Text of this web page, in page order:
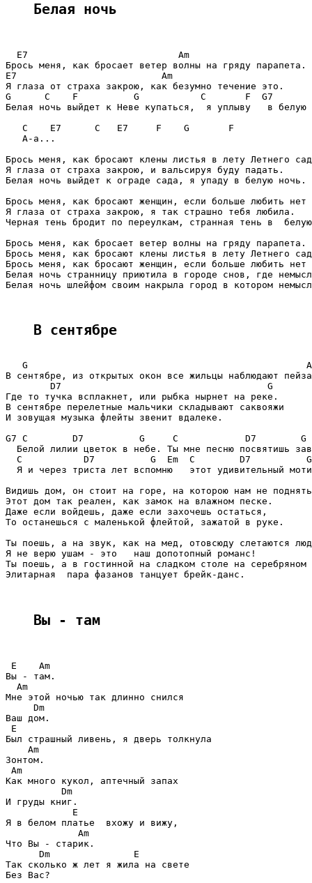
Белая ночь
  E7                           Am
Брось меня, как бросает ветер волны на гряду парапета.
E7                          Am
Я глаза от страха закрою, как безумно течение это.
G      C    F          G           C       F  G7
Белая ночь выйдет к Неве купаться,  я уплыву   в белую
   C    E7      C   E7     F    G       F
   А-а...
Брось меня, как бросают клены листья в лету Летнего
Я глаза от страха закрою, и вальсируя буду падать.
Белая ночь выйдет к ограде сада, я упаду в белую ночь.
Брось меня, как бросают женщин, если больше любить нет
Я глаза от страха закрою, я так страшно тебя любила.
Черная тень бродит по переулкам, странная тень в
Брось меня, как бросает ветер волны на гряду парапета.
Брось меня, как бросают клены листья в лету Летнего
Брось меня, как бросают женщин, если больше любить нет
Белая ночь странницу приютила в городе снов, где
Белая ночь шлейфом своим накрыла город в котором
В сентябре
G
В сентябре, из открытых окон все жильцы наблюдают
        D7                                     G
Где то тучка всплакнет, или рыбка нырнет на реке.
В сентябре перелетные мальчики складывают саквояжи
И зовущая музыка флейты звенит вдалеке.
G7 C        D7          G     C            D7        G
Белой лилии цветок в небе. Ты мне песню посвятишь
  C           D7          G  Em  C        D7          G
Я и через триста лет вспомню   этот удивительный
Видишь дом, он стоит на горе, на которою нам не
Этот дом так реален, как замок на влажном песке.
Даже если войдешь, даже если захочешь остаться,
То останешься с маленькой флейтой, зажатой в руке.
Ты поешь, а на звук, как на мед, отовсюду слетаются
Я не верю ушам - это   наш допотопный романс!
Ты поешь, а в гостинной на сладком столе на серебряном
Элитарная  пара фазанов танцует брейк-данс.
Вы - там
E    Am
Вы - там.
  Am
Мне этой ночью так длинно снился
     Dm
Ваш дом.
E
Был страшный ливень, я дверь толкнула
    Am
Зонтом.
Am
Как много кукол, аптечный запах
          Dm
И груды книг.
            E
Я в белом платье  вхожу и вижу,
             Am
Что Вы - старик.
      Dm               E
Так сколько ж лет я жила на свете
Без Вас?